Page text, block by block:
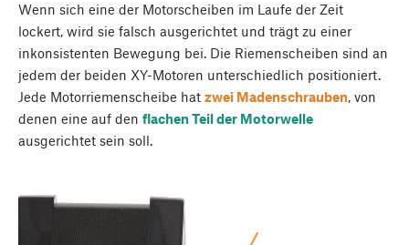
Wenn sich eine der Motorscheiben im Laufe der Zeit
lockert, wird sie falsch ausgerichtet und trägt zu einer
inkonsistenten Bewegung bei. Die Riemenscheiben sind an
jedem der beiden XY-Motoren unterschiedlich positioniert.
Jede Motorriemenscheibe hat zwei Madenschrauben, von
denen eine auf den flachen Teil der Motorwelle
ausgerichtet sein soll.